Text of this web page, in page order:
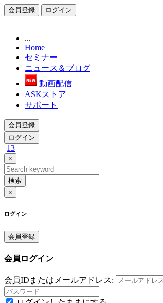
会員登録 ログイン
...
Home
セミナー
ニュース＆ブログ
動画配信
ASKストア
サポート
会員登録
ログイン
13
×
検索
×
ログイン
会員登録
会員ログイン
会員IDまたはメールアドレス: